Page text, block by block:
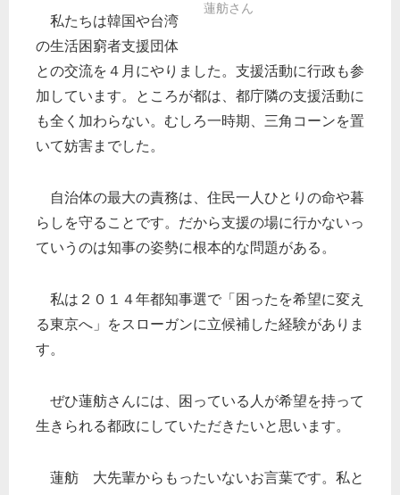
蓮舫さん
私たちは韓国や台湾
の生活困窮者支援団体
との交流を４月にやりました。支援活動に行政も参
加しています。ところが都は、都庁隣の支援活動に
も全く加わらない。むしろ一時期、三角コーンを置
いて妨害までした。
自治体の最大の責務は、住民一人ひとりの命や暮
らしを守ることです。だから支援の場に行かないっ
ていうのは知事の姿勢に根本的な問題がある。
私は２０１４年都知事選で「困ったを希望に変え
る東京へ」をスローガンに立候補した経験がありま
す。
ぜひ蓮舫さんには、困っている人が希望を持って
生きられる都政にしていただきたいと思います。
蓮舫 大先輩からもったいないお言葉です。私と